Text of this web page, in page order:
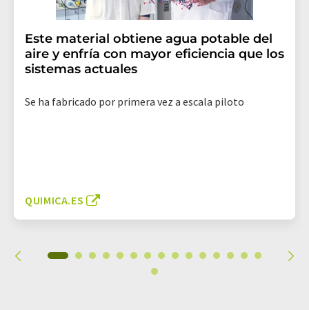
Este material obtiene agua potable del
aire y enfría con mayor eficiencia que los
sistemas actuales
Se ha fabricado por primera vez a escala piloto
QUIMICA.ES